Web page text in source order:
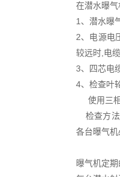
在潜水曝
1、潜水曝
2、电源电
较远时,电
3、四芯电
4、检查叶
使用三相
检查方法
各台曝气
曝气机定